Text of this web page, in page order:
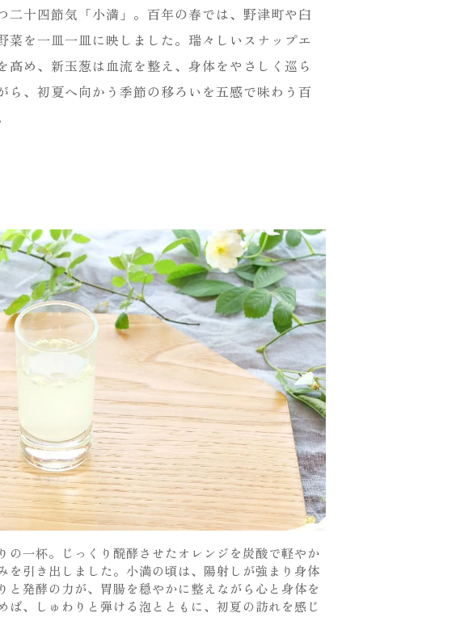
二十四節気「小満」。百年の春では、野津町や臼
菜を一皿一皿に映しました。瑞々しいスナップエ
高め、新玉葱は血流を整え、身体をやさしく巡ら
ら、初夏へ向かう季節の移ろいを五感で味わう百
の一杯。じっくり醗酵させたオレンジを炭酸で軽やか
を引き出しました。小満の頃は、陽射しが強まり身体
と発酵の力が、胃腸を穏やかに整えながら心と身体を
ば、しゅわりと弾ける泡とともに、初夏の訪れを感じ